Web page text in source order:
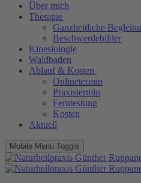
Über mich
Therapie
Ganzheitliche
Beschwerdebilder
Kinesiologie
Waldbaden
Ablauf & Kosten
Onlinetermin
Praxistermin
Ferntestung
Kosten
Aktuell
Mobile Menu Toggle